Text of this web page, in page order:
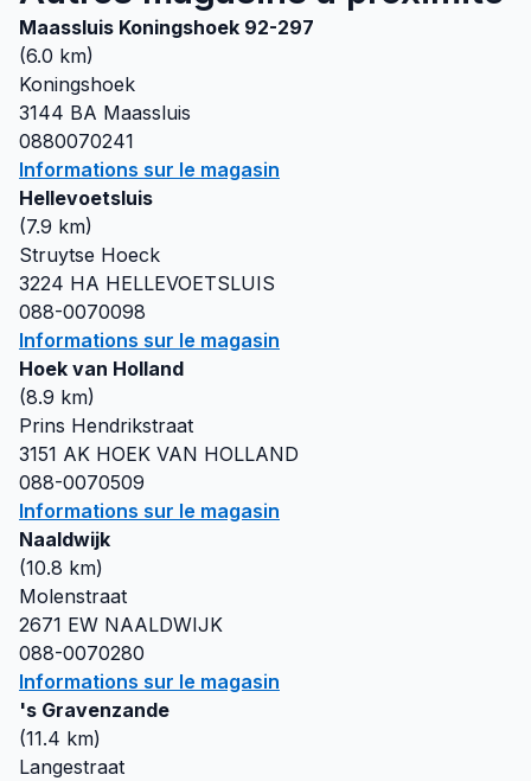
Maassluis Koningshoek 92-297
(6.0 km)
Koningshoek
3144 BA Maassluis
0880070241
Informations sur le magasin
Hellevoetsluis
(7.9 km)
Struytse Hoeck
3224 HA HELLEVOETSLUIS
088-0070098
Informations sur le magasin
Hoek van Holland
(8.9 km)
Prins Hendrikstraat
3151 AK HOEK VAN HOLLAND
088-0070509
Informations sur le magasin
Naaldwijk
(10.8 km)
Molenstraat
2671 EW NAALDWIJK
088-0070280
Informations sur le magasin
's Gravenzande
(11.4 km)
Langestraat